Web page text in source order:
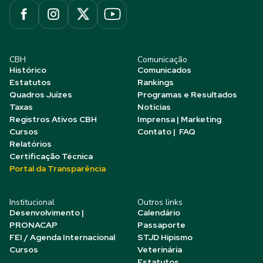
CBH
Histórico
Estatutos
Quadros Juízes
Taxas
Registros Ativos CBH
Cursos
Relatórios
Certificação Técnica
Portal da Transparência
Comunicação
Comunicados
Rankings
Programas e Resultados
Notícias
Imprensa | Marketing
Contato | FAQ
Institucional
Desenvolvimento |
PRONACAP
FEI / Agenda Internacional
Cursos
Outros links
Calendário
Passaporte
STJD Hipismo
Veterinária